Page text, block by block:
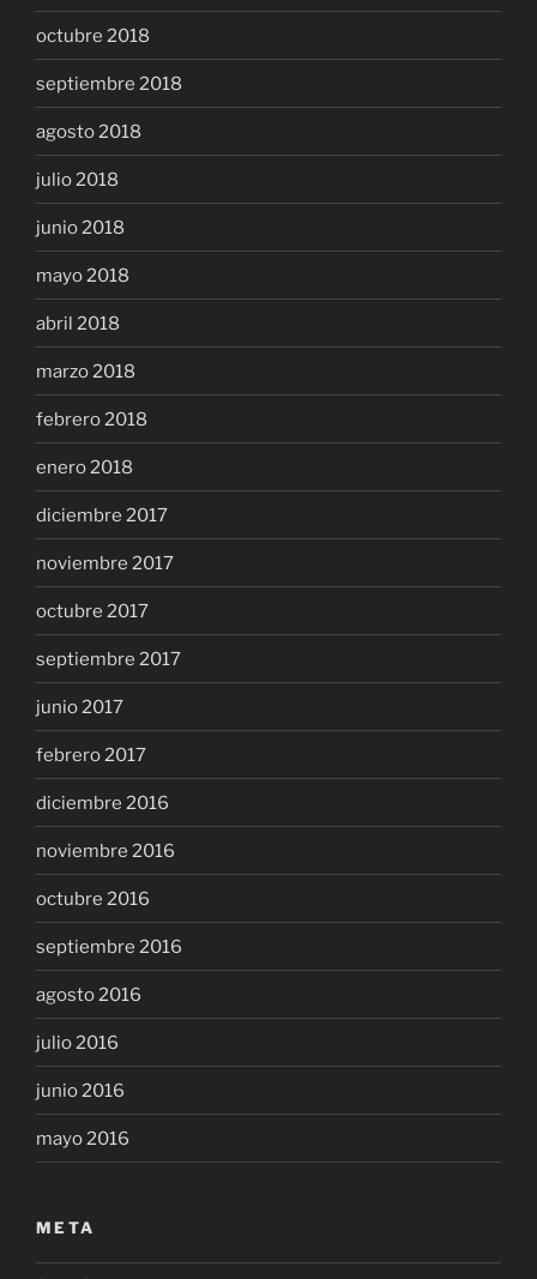
octubre 2018
septiembre 2018
agosto 2018
julio 2018
junio 2018
mayo 2018
abril 2018
marzo 2018
febrero 2018
enero 2018
diciembre 2017
noviembre 2017
octubre 2017
septiembre 2017
junio 2017
febrero 2017
diciembre 2016
noviembre 2016
octubre 2016
septiembre 2016
agosto 2016
julio 2016
junio 2016
mayo 2016
META